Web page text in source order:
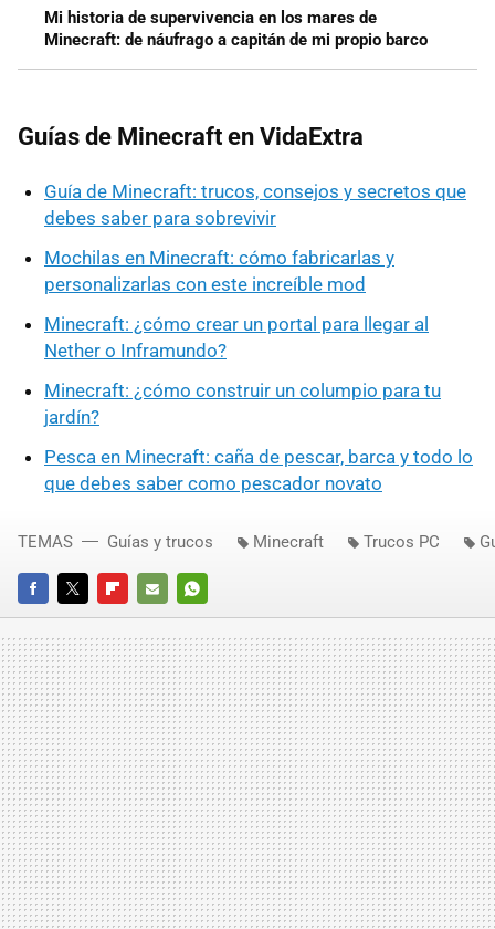
Mi historia de supervivencia en los mares de
Minecraft: de náufrago a capitán de mi propio barco
Guías de Minecraft en VidaExtra
Guía de Minecraft: trucos, consejos y secretos que
debes saber para sobrevivir
Mochilas en Minecraft: cómo fabricarlas y
personalizarlas con este increíble mod
Minecraft: ¿cómo crear un portal para llegar al
Nether o Inframundo?
Minecraft: ¿cómo construir un columpio para tu
jardín?
Pesca en Minecraft: caña de pescar, barca y todo lo
que debes saber como pescador novato
FACEBOOKTWITTERFLIPBOARD
E-
MAIL
WHATSAPP
TEMAS Guías y trucos Minecraft Trucos PC